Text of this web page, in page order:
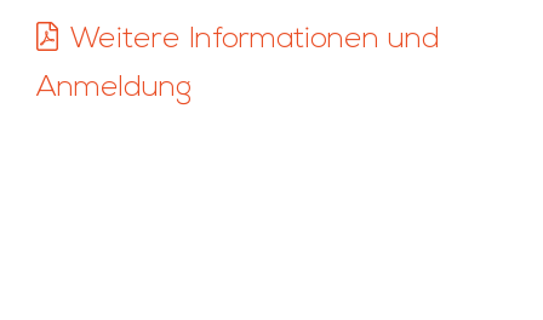
Weitere Informationen und
Anmeldung